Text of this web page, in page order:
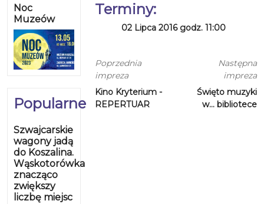
Noc
Muzeów
Popularne
Szwajcarskie
wagony jadą
do Koszalina.
Wąskotorówka
znacząco
zwiększy
liczbę miejsc
Terminy:
02 Lipca 2016 godz. 11:00
Poprzednia
impreza
Kino Kryterium -
REPERTUAR
Następna
impreza
Święto muzyki
w… bibliotece